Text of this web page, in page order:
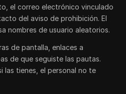
el correo electrónico vinculado
del aviso de prohibición. El
nombres de usuario aleatorios.
de pantalla, enlaces a
de que seguiste las pautas.
las tienes, el personal no te